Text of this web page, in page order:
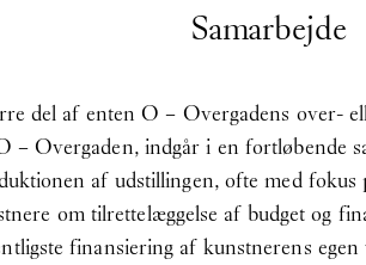
Samarbejde
del af enten O – Overgadens over-
– Overgaden, indgår i en fortløbende
af udstillingen, ofte med
om tilrettelæggelse af budget og
finansiering af kunstnerens